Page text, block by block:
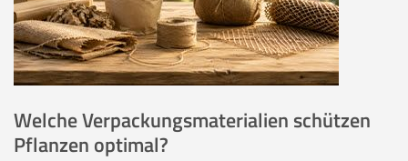
Welche Verpackungsmaterialien schützen
Pflanzen optimal?